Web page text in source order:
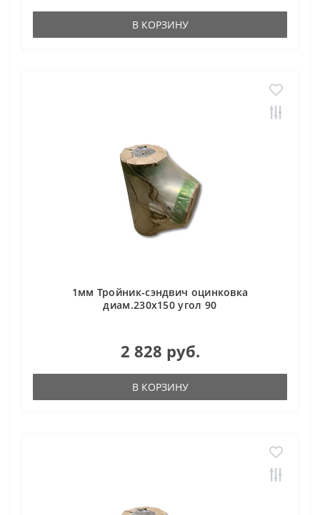
В КОРЗИНУ
1мм Тройник-сэндвич оцинковка
диам.230х150 угол 90
2 828 руб.
В КОРЗИНУ